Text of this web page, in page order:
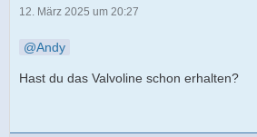
12. März 2025 um 20:27
Andy
Hast du das Valvoline schon erhalten?